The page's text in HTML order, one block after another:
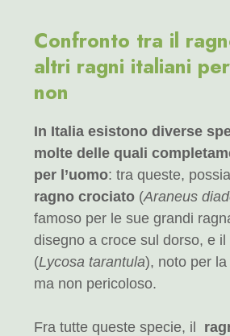
Confronto tra il
altri ragni italiani
non
In Italia esistono diverse
molte delle quali
per l’uomo: tra queste,
ragno crociato (Araneus
famoso per le sue grandi
disegno a croce sul dorso, e il
(Lycosa tarantula), noto per
ma non pericoloso.
Fra tutte queste specie, il